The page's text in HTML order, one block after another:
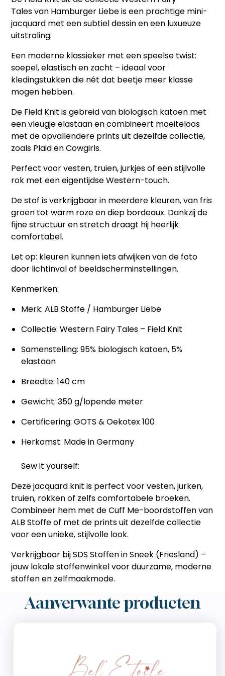
Talesvan Hamburger Liebeis een prachtige mini-
jacquard met een subtiel dessin en een luxueuze
uitstraling.
Een moderne klassieker met een speelse twist:
soepel, elastisch en zacht – ideaal voor
kledingstukken die nét dat beetje meer klasse
mogen hebben.
De Field Knit is gebreid van biologisch katoen met
een vleugje elastaan en combineert moeiteloos
met de opvallendere prints uit dezelfde collectie,
zoals PlaidenCowgirls.
Perfect voor vesten, truien, jurkjes of een stijlvolle
rok met een eigentijdse Western-touch.
De stof is verkrijgbaar in meerdere kleuren, van fris
groen tot warm roze en diep bordeaux. Dankzij de
fijne structuur en stretch draagt hij heerlijk
comfortabel.
Let op: kleuren kunnen iets afwijken van de foto
door lichtinval of beeldscherminstellingen.
Kenmerken:
Merk: ALB Stoffe / Hamburger Liebe
Collectie: Western Fairy Tales – Field Knit
Samenstelling: 95% biologisch katoen, 5%
elastaan
Breedte: 140 cm
Gewicht: 350 g/lopende meter
Certificering: GOTS & Oekotex 100
Herkomst: Made in Germany
Sew it yourself:
Deze jacquard knit is perfect voor vesten, jurken,
truien, rokken of zelfs comfortabele broeken.
Combineer hem met deCuff Me-boordstoffenvan
ALB Stoffe of met de prints uit dezelfde collectie
voor een unieke, stijlvolle look.
Verkrijgbaar bijSDS Stoffen in Sneek (Friesland) –
jouw lokale stoffenwinkel voor duurzame, moderne
stoffen en zelfmaakmode.
Aanverwante producten